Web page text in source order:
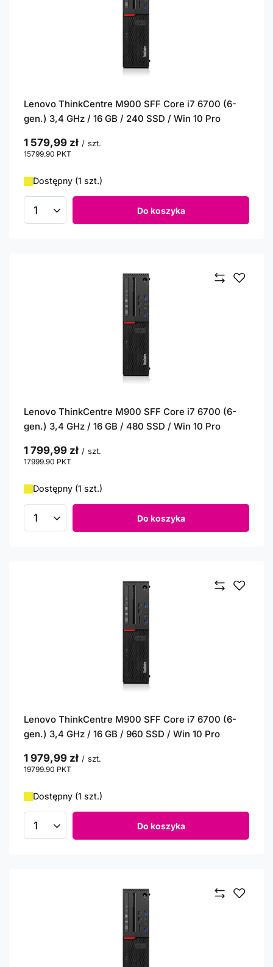
Lenovo ThinkCentre M900 SFF Core i7 6700 (6-
gen.) 3,4 GHz / 16 GB / 240 SSD / Win 10 Pro
1 579,99 zł / szt.
15799.90 PKT
Dostępny (1 szt.)
Ilość produktów Do koszyka
Lenovo ThinkCentre M900 SFF Core i7 6700 (6-
gen.) 3,4 GHz / 16 GB / 480 SSD / Win 10 Pro
1 799,99 zł / szt.
17999.90 PKT
Dostępny (1 szt.)
Ilość produktów Do koszyka
Lenovo ThinkCentre M900 SFF Core i7 6700 (6-
gen.) 3,4 GHz / 16 GB / 960 SSD / Win 10 Pro
1 979,99 zł / szt.
19799.90 PKT
Dostępny (1 szt.)
Ilość produktów Do koszyka